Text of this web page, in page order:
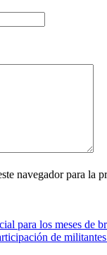
navegador para la
para los meses de
de